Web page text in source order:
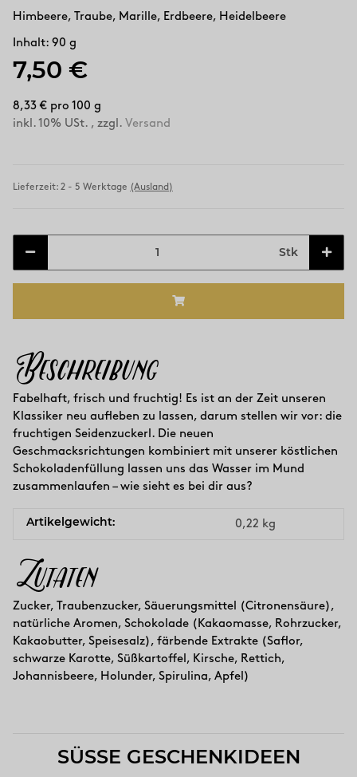
Himbeere, Traube, Marille, Erdbeere, Heidelbeere
Inhalt: 90 g
7,50 €
8,33 € pro 100 g
inkl. 10% USt. , zzgl. Versand
Lieferzeit: 2 - 5 Werktage (Ausland)
Stk
Beschreibung
Fabelhaft, frisch und fruchtig! Es ist an der Zeit unseren
Klassiker neu aufleben zu lassen, darum stellen wir vor: die
fruchtigen Seidenzuckerl. Die neuen
Geschmacksrichtungen kombiniert mit unserer köstlichen
Schokoladenfüllung lassen uns das Wasser im Mund
zusammenlaufen – wie sieht es bei dir aus?
Artikelgewicht: 0,22 kg
Zutaten
Zucker, Traubenzucker, Säuerungsmittel (Citronensäure),
natürliche Aromen, Schokolade (Kakaomasse, Rohrzucker,
Kakaobutter, Speisesalz), färbende Extrakte (Saflor,
schwarze Karotte, Süßkartoffel, Kirsche, Rettich,
Johannisbeere, Holunder, Spirulina, Apfel)
SÜSSE GESCHENKIDEEN